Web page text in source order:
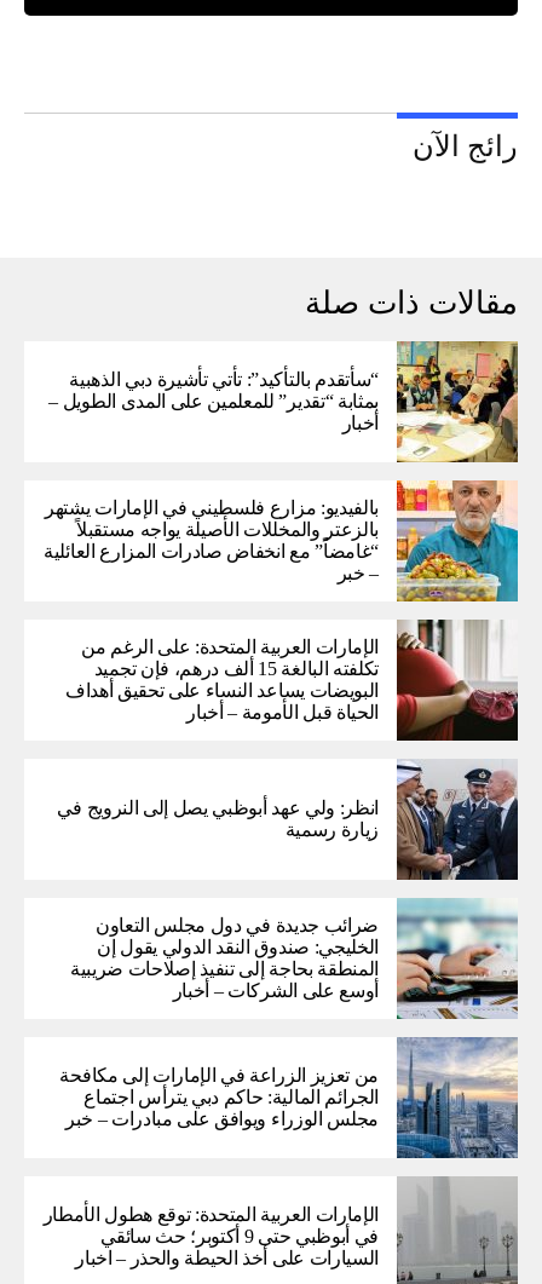
رائج الآن
مقالات ذات صلة
“سأتقدم بالتأكيد”: تأتي تأشيرة دبي الذهبية
بمثابة “تقدير” للمعلمين على المدى الطويل –
أخبار
بالفيديو: مزارع فلسطيني في الإمارات يشتهر
بالزعتر والمخللات الأصيلة يواجه مستقبلاً
“غامضاً” ​​مع انخفاض صادرات المزارع العائلية
– خبر
الإمارات العربية المتحدة: على الرغم من
تكلفته البالغة 15 ألف درهم، فإن تجميد
البويضات يساعد النساء على تحقيق أهداف
الحياة قبل الأمومة – أخبار
انظر: ولي عهد أبوظبي يصل إلى النرويج في
زيارة رسمية
ضرائب جديدة في دول مجلس التعاون
الخليجي: صندوق النقد الدولي يقول إن
المنطقة بحاجة إلى تنفيذ إصلاحات ضريبية
أوسع على الشركات – أخبار
من تعزيز الزراعة في الإمارات إلى مكافحة
الجرائم المالية: حاكم دبي يترأس اجتماع
مجلس الوزراء ويوافق على مبادرات – خبر
الإمارات العربية المتحدة: توقع هطول الأمطار
في أبوظبي حتى 9 أكتوبر؛ حث سائقي
السيارات على أخذ الحيطة والحذر – اخبار